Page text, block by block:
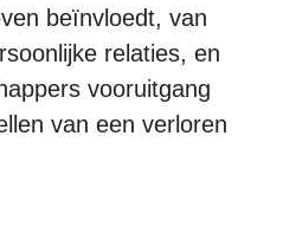
beïnvloedt, van
relaties, en
vooruitgang
van een verloren